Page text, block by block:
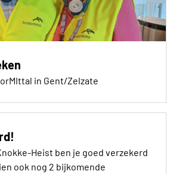
in Gent/Zelzate
Heist ben je goed verzekerd
ook nog 2 bijkomende